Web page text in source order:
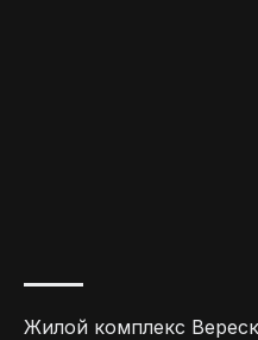
Жилой комплекс